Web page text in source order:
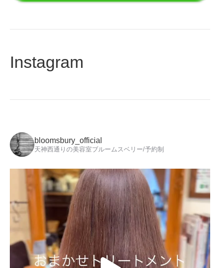
Instagram
bloomsbury_official
天神西通りの美容室ブルームスベリー/予約制